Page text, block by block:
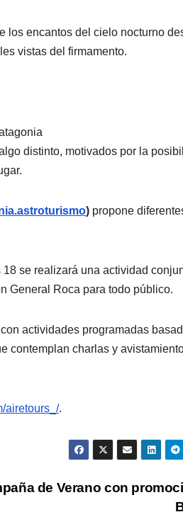
los encantos del cielo nocturno
vistas del firmamento.
distinto, motivados por la
) propone
se realizará una actividad
General Roca para todo público.
actividades programadas
contemplan charlas y
airetours_/.
de Verano con